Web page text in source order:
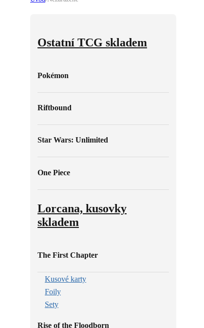
Ostatní TCG skladem
Pokémon
Riftbound
Star Wars: Unlimited
One Piece
Lorcana, kusovky
skladem
The First Chapter
Kusové karty
Foily
Sety
Rise of the Floodborn